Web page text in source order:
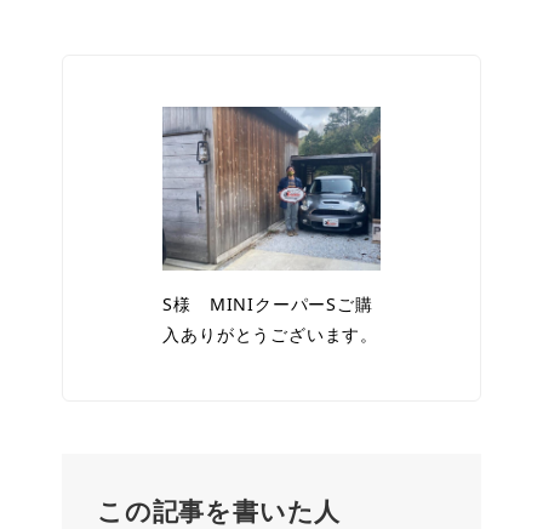
S様 MINIクーパーSご購
入ありがとうございます。
この記事を書いた人